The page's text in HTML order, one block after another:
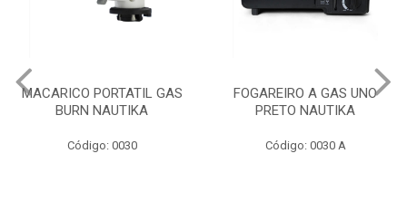
MACARICO PORTATIL GAS
BURN NAUTIKA
Código: 0030
FOGAREIRO A GAS UNO
PRETO NAUTIKA
Código: 0030 A